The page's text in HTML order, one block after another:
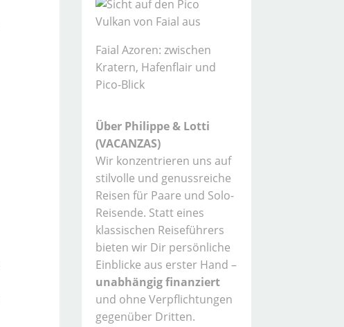
Faial Azoren: zwischen
Kratern, Hafenflair und
Pico-Blick
Über Philippe & Lotti
(VACANZAS)
Wir konzentrieren uns auf
stilvolle und genussreiche
Reisen für Paare und Solo-
Reisende. Statt eines
klassischen Reiseführers
bieten wir Dir persönliche
Einblicke aus erster Hand –
unabhängig finanziert
und ohne Verpflichtungen
gegenüber Dritten.